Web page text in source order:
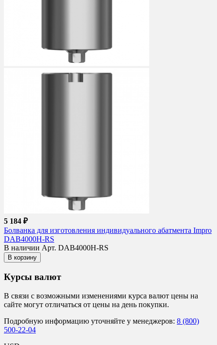
5 184 ₽
Болванка для изготовления индивидуального абатмента Impro
DAB4000H-RS
В наличии Арт. DAB4000H-RS
В корзину
Курсы валют
В связи с возможными изменениями курса валют цены на
сайте могут отличаться от цены на день покупки.
Подробную информацию уточняйте у менеджеров: 8 (800)
500-22-04